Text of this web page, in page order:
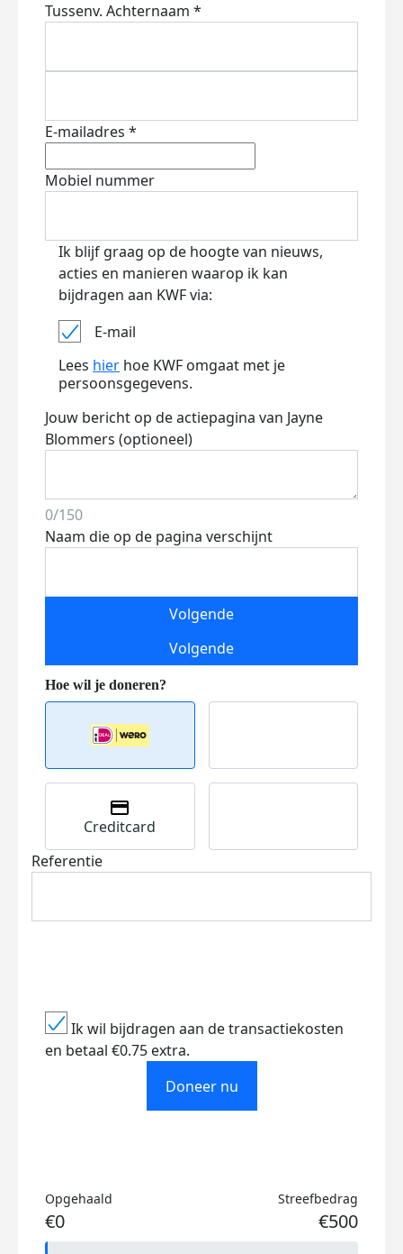
Tussenv. Achternaam *
E-mailadres *
Mobiel nummer
Ik blijf graag op de hoogte van nieuws,
acties en manieren waarop ik kan
bijdragen aan KWF via:
E-mail
Lees hier hoe KWF omgaat met je
persoonsgegevens.
Jouw bericht op de actiepagina van Jayne
Blommers (optioneel)
0/150
Naam die op de pagina verschijnt
Volgende
Volgende
Creditcard
Referentie
Ik wil bijdragen aan de transactiekosten
en betaal €0.75 extra.
Doneer nu
Opgehaald
€0
Streefbedrag
€500